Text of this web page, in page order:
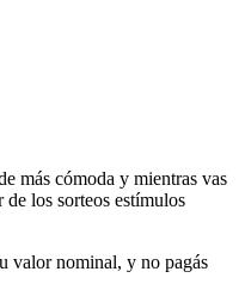
más cómoda y mientras vas
los sorteos estímulos
valor nominal, y no pagás